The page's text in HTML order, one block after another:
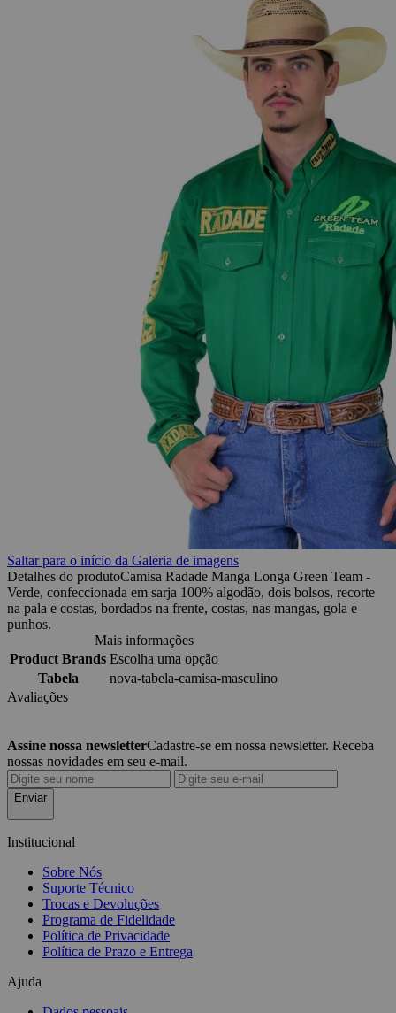
Saltar para o início da Galeria de imagens
Detalhes do produtoCamisa Radade Manga Longa Green Team -
Verde, confeccionada em sarja 100% algodão, dois bolsos, recorte
na pala e costas, bordados na frente, costas, nas mangas, gola e
punhos.
Mais informações
Product Brands Escolha uma opção
Tabela
nova-tabela-camisa-masculino
Avaliações
Assine nossa newsletterCadastre-se em nossa newsletter. Receba
nossas novidades em seu e-mail.
Enviar
Institucional
Sobre Nós
Suporte Técnico
Trocas e Devoluções
Programa de Fidelidade
Política de Privacidade
Política de Prazo e Entrega
Ajuda